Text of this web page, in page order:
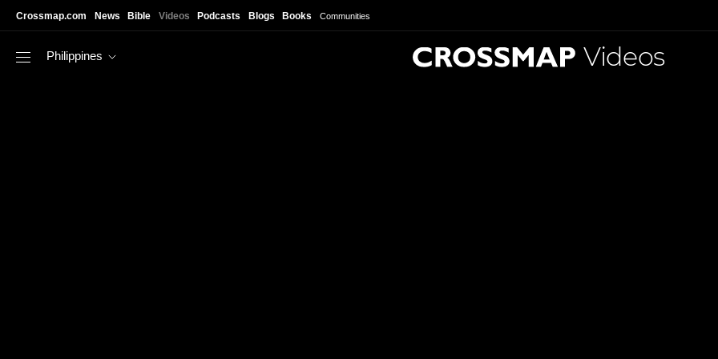
Crossmap.com News Bible Videos Podcasts Blogs Books Communities
Philippines Videos